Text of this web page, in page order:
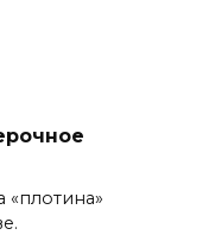
«плотина»